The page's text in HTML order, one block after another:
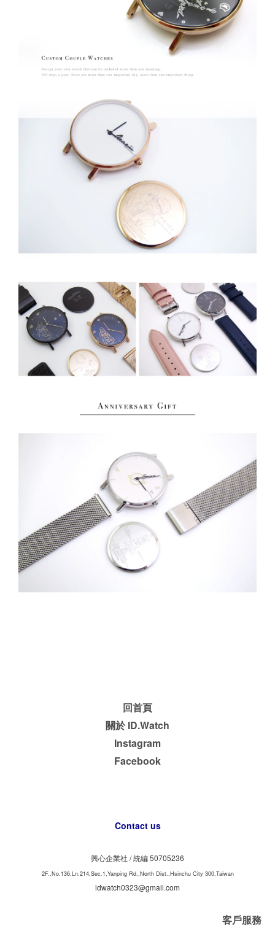
回首頁
關於 ID.Watch
Instagram
Facebook
Contact us
興心企業社 /統編 50705236
2F.,No.136,Ln.214,Sec.1,Yanping Rd.,North Dist.,Hsinchu City 300,Taiwan
idwatch0323@gmail.com
客戶服務